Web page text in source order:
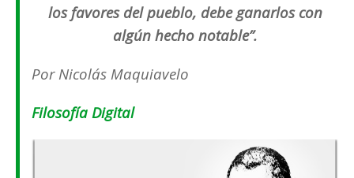
los favores del pueblo, debe ganarlos con
algún hecho notable”.
Por Nicolás Maquiavelo
Filosofía Digital